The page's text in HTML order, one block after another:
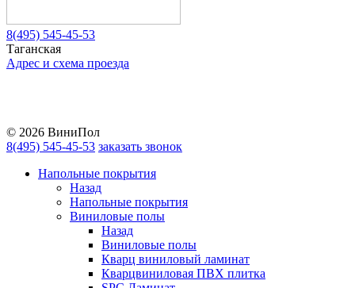
8(495) 545-45-53
Таганская
Адрес и схема проезда
© 2026 ВиниПол
8(495) 545-45-53 заказать звонок
Напольные покрытия
Назад
Напольные покрытия
Виниловые полы
Назад
Виниловые полы
Кварц виниловый ламинат
Кварцвиниловая ПВХ плитка